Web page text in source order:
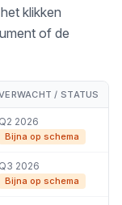
klikken
of de
/ STATUS
Q2 2026
Bijna op schema
Q3 2026
Bijna op schema